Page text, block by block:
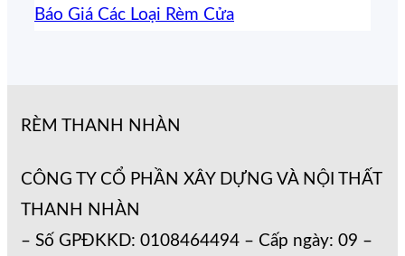
Báo Giá Các Loại Rèm Cửa
RÈM THANH NHÀN
CÔNG TY CỔ PHẦN XÂY DỰNG VÀ NỘI THẤT
THANH NHÀN
– Số GPĐKKD: 0108464494 – Cấp ngày: 09 –